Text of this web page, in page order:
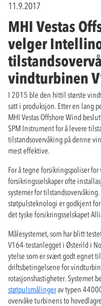
11.9.2017
MHI Vestas
velger
vindturbinen
I 2015 ble den hittil største
satt i produksjon. Etter en lang
MHI Vestas Offshore Wind
SPM Instrument for å levere
tilstandsovervåking på denne
mest effektive.
For å tegne forsikringspoliser
forsikringsselskaper ofte
systemer for tilstandsovervåking.
støtpulsteknologi er godkjent
det tyske forsikringsselskapet
Målesystemet, som har blitt
V164-testanlegget i Østerild i
ytelse som er svært godt egnet
driftsbetingelsene for
rotasjonshastigheter. Systemet
støtpulsmålingerav typen
overvåke turbinens to